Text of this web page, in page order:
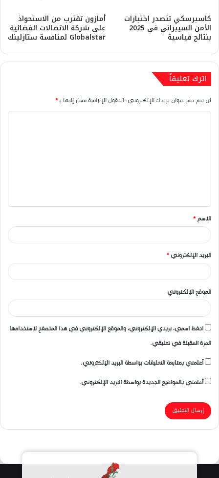
كاسبرسكي تتصدر اختبارات
الأمن السيبراني في 2025
بنتائج قياسية
أمازون تقترب من الاستحواذ
على شركة الاتصالات الفضائية
Globalstar لمنافسة ستارلينك
اترك تعليقاً
لن يتم نشر عنوان بريدك الإلكتروني. الحقول الإلزامية مشار إليها بـ*
ق
*
الاسم *
البريد الإلكتروني *
الموقع الإلكتروني
احفظ اسمي، بريدي الإلكتروني، والموقع الإلكتروني في هذا المتصفح لاستخدامها
المرة المقبلة في تعليقي.
أعلمني بمتابعة التعليقات بواسطة البريد الإلكتروني.
أعلمني بالمواضيع الجديدة بواسطة البريد الإلكتروني.